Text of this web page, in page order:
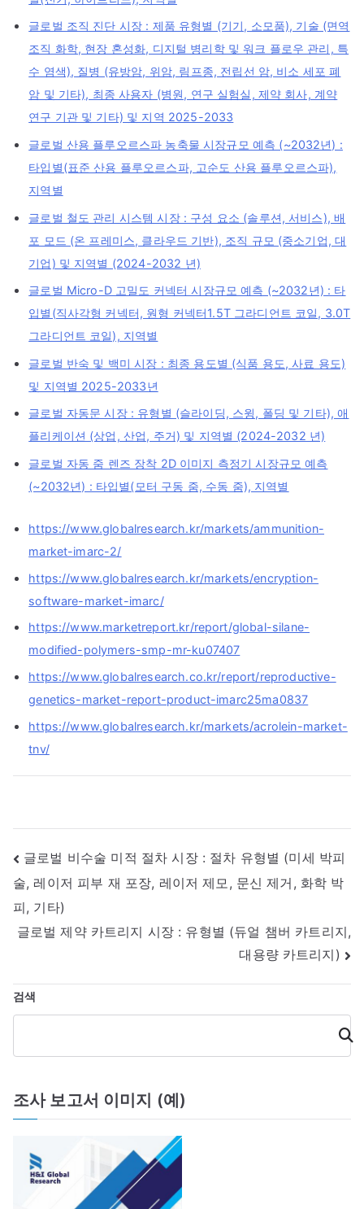
글로벌 조직 진단 시장 : 제품 유형별 (기기, 소모품), 기술 (면역
조직 화학, 현장 혼성화, 디지털 병리학 및 워크 플로우 관리, 특
수 염색), 질병 (유방암, 위암, 림프종, 전립선 암, 비소 세포 폐
암 및 기타), 최종 사용자 (병원, 연구 실험실, 제약 회사, 계약
연구 기관 및 기타) 및 지역 2025-2033
글로벌 산용 플루오르스파 농축물 시장규모 예측 (~2032년) :
타입별(표준 산용 플루오르스파, 고순도 산용 플루오르스파),
지역별
글로벌 철도 관리 시스템 시장 : 구성 요소 (솔루션, 서비스), 배
포 모드 (온 프레미스, 클라우드 기반), 조직 규모 (중소기업, 대
기업) 및 지역별 (2024-2032 년)
글로벌 Micro-D 고밀도 커넥터 시장규모 예측 (~2032년) : 타
입별(직사각형 커넥터, 원형 커넥터1.5T 그라디언트 코일, 3.0T
그라디언트 코일), 지역별
글로벌 반숙 및 백미 시장 : 최종 용도별 (식품 용도, 사료 용도)
및 지역별 2025-2033년
글로벌 자동문 시장 : 유형별 (슬라이딩, 스윙, 폴딩 및 기타), 애
플리케이션 (상업, 산업, 주거) 및 지역별 (2024-2032 년)
글로벌 자동 줌 렌즈 장착 2D 이미지 측정기 시장규모 예측
(~2032년) : 타입별(모터 구동 줌, 수동 줌), 지역별
https://www.globalresearch.kr/markets/ammunition-
market-imarc-2/
https://www.globalresearch.kr/markets/encryption-
software-market-imarc/
https://www.marketreport.kr/report/global-silane-
modified-polymers-smp-mr-ku07407
https://www.globalresearch.co.kr/report/reproductive-
genetics-market-report-product-imarc25ma0837
https://www.globalresearch.kr/markets/acrolein-market-
tnv/
글
내
비
이
글로벌 비수술 미적 절차 시장 : 절차 유형별 (미세 박피
술, 레이저 피부 재 포장, 레이저 제모, 문신 제거, 화학 박
피, 기타)
글로벌 제약 카트리지 시장 : 유형별 (듀얼 챔버 카트리지,
대용량 카트리지)
검색
검
색
조사 보고서 이미지 (예)